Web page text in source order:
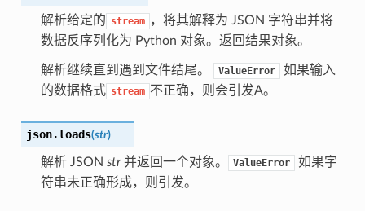
解析给定的 stream ，将其解释为 JSON 字符串并将
数据反序列化为 Python 对象。返回结果对象。
解析继续直到遇到文件结尾。 ValueError
如果输入
的数据格式 stream 不正确，则会引发A。
json.loads(str)
解析 JSON str并返回一个对象。 ValueError
如果字
符串未正确形成，则引发。